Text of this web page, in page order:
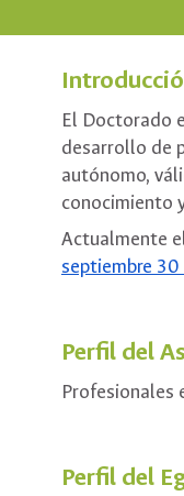
El Doctorado
desarrollo de
autónomo,
conocimiento
Actualmente
septiembre
Perfil del
Profesionales
Perfil del